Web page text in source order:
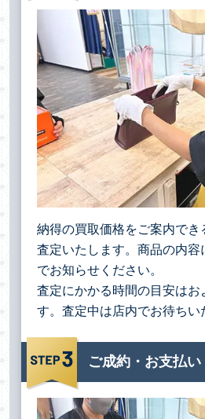
納得の買取価格をご案内でき
査定いたします。商品の内容
でお知らせください。
査定にかかる時間の目安はお
す。査定中は店内でお待ちい
ご成約・お支払い